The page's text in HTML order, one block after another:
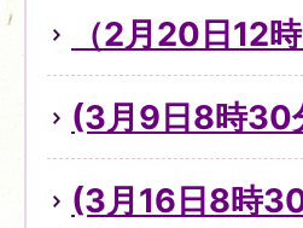
（2月20日12
(3月9日8時30
(3月16日8時